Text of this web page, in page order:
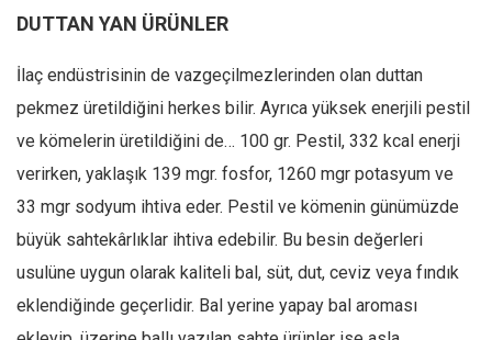
DUTTAN YAN ÜRÜNLER
İlaç endüstrisinin de vazgeçilmezlerinden olan duttan
pekmez üretildiğini herkes bilir. Ayrıca yüksek enerjili pestil
ve kömelerin üretildiğini de… 100 gr. Pestil, 332 kcal enerji
verirken, yaklaşık 139 mgr. fosfor, 1260 mgr potasyum ve
33 mgr sodyum ihtiva eder. Pestil ve kömenin günümüzde
büyük sahtekârlıklar ihtiva edebilir. Bu besin değerleri
usulüne uygun olarak kaliteli bal, süt, dut, ceviz veya fındık
eklendiğinde geçerlidir. Bal yerine yapay bal aroması